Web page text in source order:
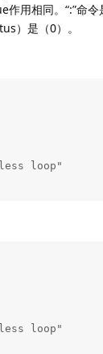
用相同。“:”命
）是（0）。
loop"
loop"